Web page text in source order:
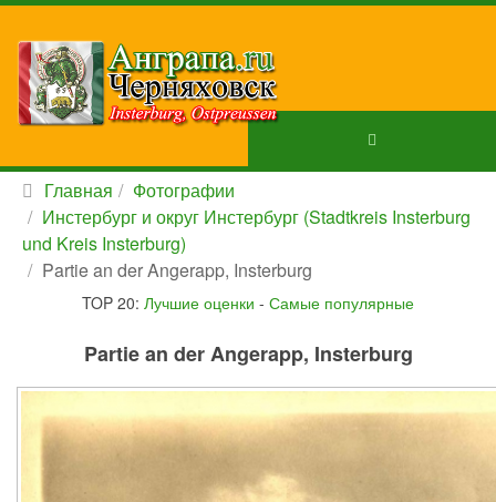
Главная
Фотографии
Инстербург и округ Инстербург (Stadtkreis Insterburg
und Kreis Insterburg)
Partie an der Angerapp, Insterburg
TOP 20: Лучшие оценки - Самые популярные
Partie an der Angerapp, Insterburg